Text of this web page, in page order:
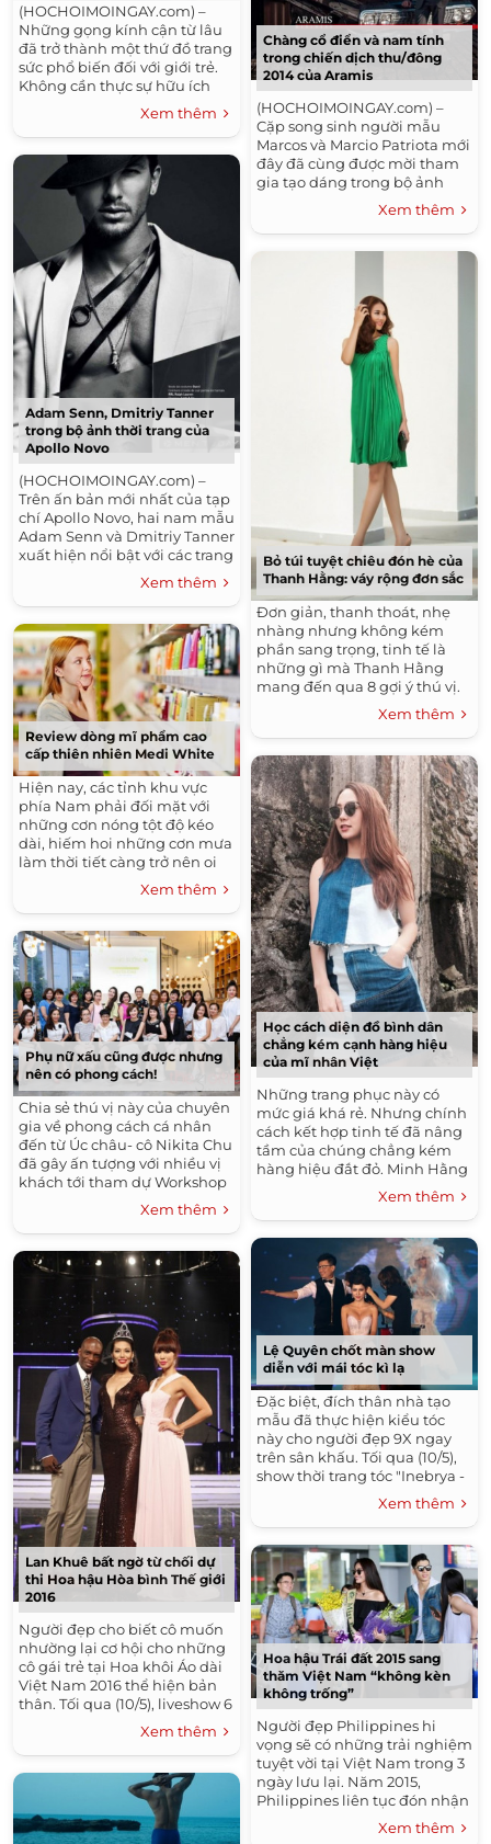
(HOCHOIMOINGAY.com) –
Những gọng kính cận từ lâu
đã trở thành một thứ đồ trang
sức phổ biến đối với giới trẻ.
Không cần thực sự hữu ích
cho việc giúp mắt nhìn rõ
hơn, những cặp kính 0 độ...
Xem thêm
Adam Senn, Dmitriy Tanner
trong bộ ảnh thời trang của
Apollo Novo
(HOCHOIMOINGAY.com) –
Trên ấn bản mới nhất của tạp
chí Apollo Novo, hai nam mẫu
Adam Senn và Dmitriy Tanner
xuất hiện nổi bật với các trang
phục sành điệu như màu sắc
ánh kim, họa tiết đồ họa, hay
trắng...
Xem thêm
Review dòng mĩ phẩm cao
cấp thiên nhiên Medi White
Hiện nay, các tỉnh khu vực
phía Nam phải đối mặt với
những cơn nóng tột độ kéo
dài, hiếm hoi những cơn mưa
làm thời tiết càng trở nên oi
bức Đồng thời, nhiều nhà
khoa học cũng đã chỉ...
Xem thêm
Phụ nữ xấu cũng được nhưng
nên có phong cách!
Chia sẻ thú vị này của chuyên
gia về phong cách cá nhân
đến từ Úc châu- cô Nikita Chu
đã gây ấn tượng với nhiều vị
khách tới tham dự Workshop
Đẹp.Sung-Sướng số 02. ...
Xem thêm
Lan Khuê bất ngờ từ chối dự
thi Hoa hậu Hòa bình Thế giới
2016
Người đẹp cho biết cô muốn
nhường lại cơ hội cho những
cô gái trẻ tại Hoa khôi Áo dài
Việt Nam 2016 thể hiện bản
thân. Tối qua (10/5), liveshow 6
của chương trình truyền hình
thực tế Hoa khôi...
Xem thêm
Chàng cổ điển và nam tính
trong chiến dịch thu/đông
2014 của Aramis
(HOCHOIMOINGAY.com) –
Cặp song sinh người mẫu
Marcos và Marcio Patriota mới
đây đã cùng được mời tham
gia tạo dáng trong bộ ảnh
quảng cáo cho chiến dịch
thời trang nam thu đông 2014
của thương hiệu thời...
Xem thêm
Bỏ túi tuyệt chiêu đón hè của
Thanh Hằng: váy rộng đơn sắc
Đơn giản, thanh thoát, nhẹ
nhàng nhưng không kém
phần sang trọng, tinh tế là
những gì mà Thanh Hằng
mang đến qua 8 gợi ý thú vị.
Mùa thời trang Xuân Hè luôn
là lời tự tình của những họa
tiết...
Xem thêm
Học cách diện đồ bình dân
chẳng kém cạnh hàng hiệu
của mĩ nhân Việt
Những trang phục này có
mức giá khá rẻ. Nhưng chính
cách kết hợp tinh tế đã nâng
tầm của chúng chẳng kém
hàng hiệu đắt đỏ. Minh Hằng
có thể nói là một trong những
mĩ nhân Việt ưa chuộng...
Xem thêm
Lệ Quyên chốt màn show
diễn với mái tóc kì lạ
Đặc biệt, đích thân nhà tạo
mẫu đã thực hiện kiểu tóc
này cho người đẹp 9X ngay
trên sân khấu. Tối qua (10/5),
show thời trang tóc "Inebrya -
Sáng tạo không giới hạn" đã
diễn ra với sự tham...
Xem thêm
Hoa hậu Trái đất 2015 sang
thăm Việt Nam “không kèn
không trống”
Người đẹp Philippines hi
vọng sẽ có những trải nghiệm
tuyệt vời tại Việt Nam trong 3
ngày lưu lại. Năm 2015,
Philippines liên tục đón nhận
của quốc gia này đã mang về
Xem thêm